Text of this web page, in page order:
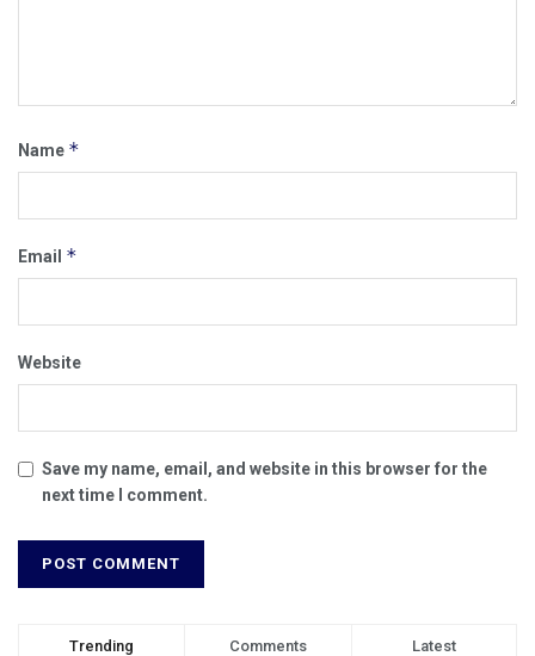
Name *
Email *
Website
Save my name, email, and website in this browser for the
next time I comment.
Trending Comments Latest